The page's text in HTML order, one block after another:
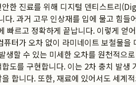
한 진료를 위해 디지털 덴티스트리
. 과거 고무 인상재를 입에 물고 힘들
빠르고 정확하게 끝납니다. 이렇게 얻
터가 오차 없이 라미네이트 보철물을
생할 수 있는 미세한 오차를 원천적으
도를 구현합니다. 이는 2차 충치 발생
합니다. 또한, 재료에 있어서도 세계